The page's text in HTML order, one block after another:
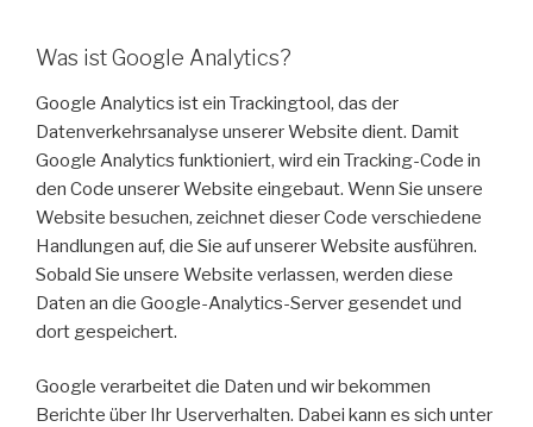
Was ist Google Analytics?
Google Analytics ist ein Trackingtool, das der
Datenverkehrsanalyse unserer Website dient. Damit
Google Analytics funktioniert, wird ein Tracking-Code in
den Code unserer Website eingebaut. Wenn Sie unsere
Website besuchen, zeichnet dieser Code verschiedene
Handlungen auf, die Sie auf unserer Website ausführen.
Sobald Sie unsere Website verlassen, werden diese
Daten an die Google-Analytics-Server gesendet und
dort gespeichert.
Google verarbeitet die Daten und wir bekommen
Berichte über Ihr Userverhalten. Dabei kann es sich unter